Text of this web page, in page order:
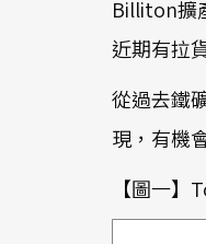
Billiton擴
近期有拉
從過去鐵
現，有機
【圖一